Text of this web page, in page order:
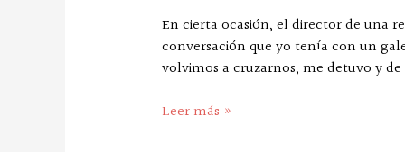
En cierta ocasión, el director de una
conversación que yo tenía con un
volvimos a cruzarnos, me detuvo y
Leer más »